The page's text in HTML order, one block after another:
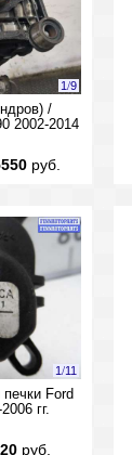
1/9
/
2002-2014
руб.
1/11
Ford
гг.
руб.